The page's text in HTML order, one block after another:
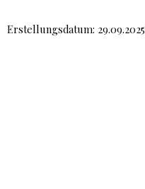
Erstellungsdatum: 29.09.2025